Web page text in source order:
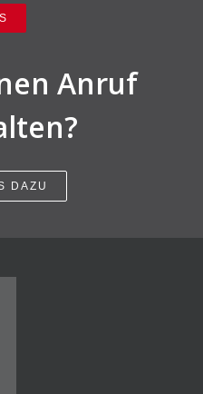
Anruf
DAZU